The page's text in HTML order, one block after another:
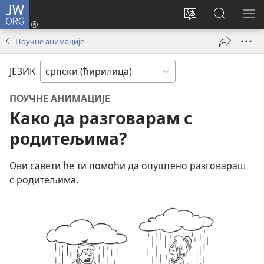
JW.ORG
Промени
Пријава
(отвара
Претрага
сајта
JW.ORG
Поучне анимације
ЈЕЗИК
ПОУЧНЕ АНИМАЦИЈЕ
Како да разговарам с
родитељима?
Ови савети ће ти помоћи да опуштено разговараш
с родитељима.